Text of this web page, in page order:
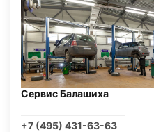
Сервис Балашиха
+7 (495) 431-63-63